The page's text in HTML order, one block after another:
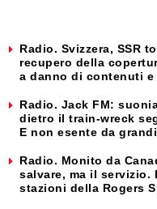
Radio. Svizzera, SSR
recupero della
a danno di contenuti e
Radio. Jack FM:
dietro il train-wreck
E non esente da
Radio. Monito da
salvare, ma il servizio.
stazioni della Rogers